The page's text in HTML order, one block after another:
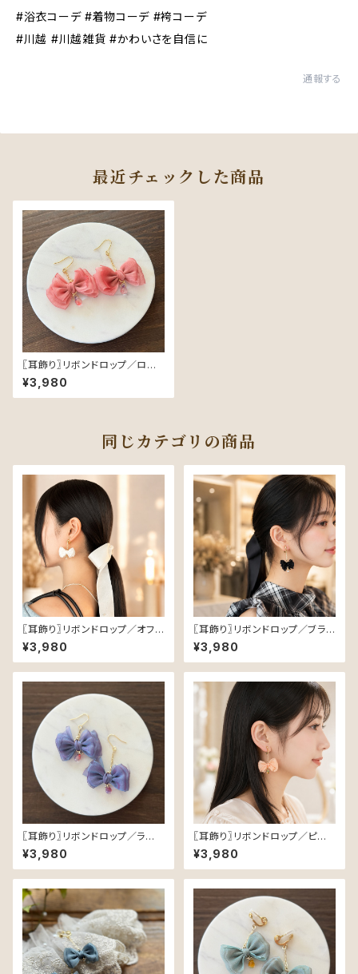
#浴衣コーデ #着物コーデ #袴コーデ
#川越 #川越雑貨 #かわいさを自信に
通報する
最近チェックした商品
〖耳飾り〗リボンドロップ／ロー
ズピンク
¥3,980
同じカテゴリの商品
〖耳飾り〗リボンドロップ／オフ
ホワイト
¥3,980
〖耳飾り〗リボンドロップ／ブラッ
ク
¥3,980
〖耳飾り〗リボンドロップ／ラベ
ンダー
¥3,980
〖耳飾り〗リボンドロップ／ピー
チ
¥3,980